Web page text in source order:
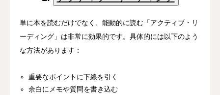
単に本を読むだけでなく、能動的に読む「アクティブ・リ
ーディング」は非常に効果的です。具体的には以下のよう
な方法があります：
重要なポイントに下線を引く
余白にメモや質問を書き込む